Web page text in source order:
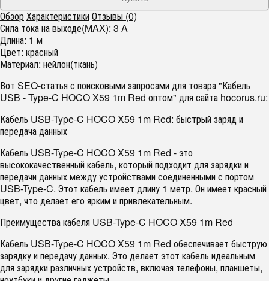
ОбзорХарактеристикиОтзывы (0)
Сила тока на выходе(MAX): 3 A
Длина: 1 м
Цвет: красный
Материал: нейлон(ткань)
Вот SEO-статья с поисковыми запросами для товара "Кабель
USB - Type-C HOCO X59 1m Red оптом" для сайта hocorus.ru:
Кабель USB-Type-C HOCO X59 1m Red: быстрый заряд и
передача данных
Кабель USB-Type-C HOCO X59 1m Red - это
высококачественный кабель, который подходит для зарядки и
передачи данных между устройствами соединенными с портом
USB-Type-C. Этот кабель имеет длину 1 метр. Он имеет красный
цвет, что делает его ярким и привлекательным.
Преимущества кабеля USB-Type-C HOCO X59 1m Red
Кабель USB-Type-C HOCO X59 1m Red обеспечивает быструю
зарядку и передачу данных. Это делает этот кабель идеальным
для зарядки различных устройств, включая телефоны, планшеты,